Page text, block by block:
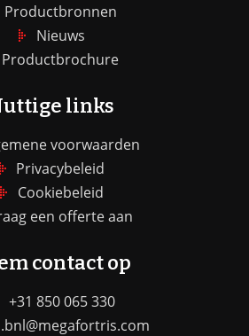
Productbronnen
Nieuws
Productbrochure
links
voorwaarden
Privacybeleid
Cookiebeleid
een offerte aan
contact op
+31 850 065 330